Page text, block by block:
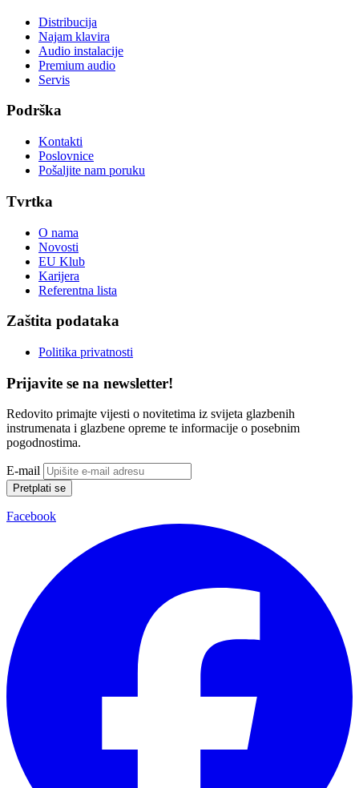
Distribucija
Najam klavira
Audio instalacije
Premium audio
Servis
Podrška
Kontakti
Poslovnice
Pošaljite nam poruku
Tvrtka
O nama
Novosti
EU Klub
Karijera
Referentna lista
Zaštita podataka
Politika privatnosti
Prijavite se na newsletter!
Redovito primajte vijesti o novitetima iz svijeta glazbenih
instrumenata i glazbene opreme te informacije o posebnim
pogodnostima.
E-mail
Pretplati se
Facebook